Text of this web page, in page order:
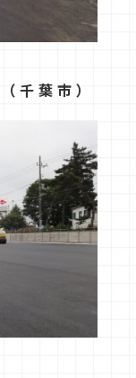
（千葉市）